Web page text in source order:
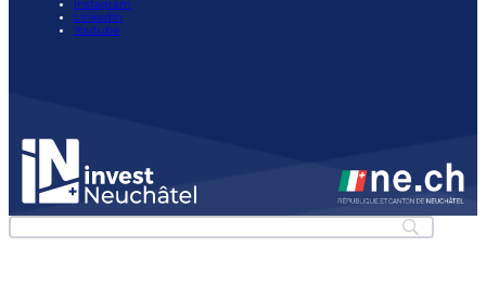
Instagram
LinkedIn
Youtube